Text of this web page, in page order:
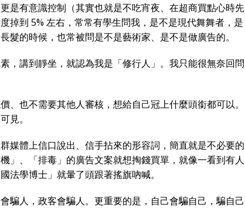
是有意識控制（其實也就是不吃宵夜、在超商買點心時先
掉到 5% 左右，常常有學生問我，是不是現代舞舞者，是
髮的時候，也常被問是不是藝術家、是不是做廣告的。
，講到靜坐，就認為我是「修行人」。我只能很無奈回問
、也不需要其他人審核，想給自己冠上什麼頭銜都可以。
見。
媒體上信口說出、信手拈來的形容詞，簡直就是不必要的
」、「排毒」的廣告文案就想掏錢買單，就像一看到有人
法學博士」就暈了頭跟著搖旗吶喊。
騙人，政客會騙人。更重要的是，自己會騙自己，騙自己